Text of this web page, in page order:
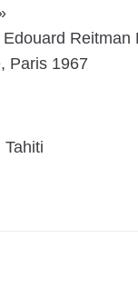
Edouard
Paris 1967